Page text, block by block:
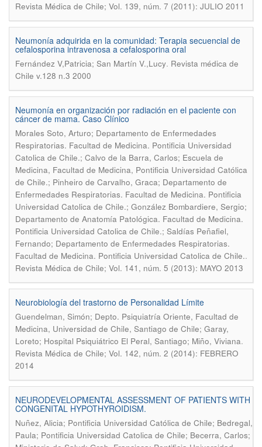
Revista Médica de Chile; Vol. 139, núm. 7 (2011): JULIO 2011
Neumonía adquirida en la comunidad: Terapia secuencial de
cefalosporina intravenosa a cefalosporina oral
Fernández V,Patricia; San Martín V.,Lucy. Revista médica de
Chile v.128 n.3 2000
Neumonía en organización por radiación en el paciente con
cáncer de mama. Caso Clínico
Morales Soto, Arturo; Departamento de Enfermedades
Respiratorias. Facultad de Medicina. Pontificia Universidad
Catolica de Chile.; Calvo de la Barra, Carlos; Escuela de
Medicina, Facultad de Medicina, Pontificia Universidad Católica
de Chile.; Pinheiro de Carvalho, Graca; Departamento de
Enfermedades Respiratorias. Facultad de Medicina. Pontificia
Universidad Catolica de Chile.; González Bombardiere, Sergio;
Departamento de Anatomía Patológica. Facultad de Medicina.
Pontificia Universidad Catolica de Chile.; Saldías Peñafiel,
Fernando; Departamento de Enfermedades Respiratorias.
Facultad de Medicina. Pontificia Universidad Catolica de Chile..
Revista Médica de Chile; Vol. 141, núm. 5 (2013): MAYO 2013
Neurobiología del trastorno de Personalidad Límite
Guendelman, Simón; Depto. Psiquiatría Oriente, Facultad de
Medicina, Universidad de Chile, Santiago de Chile; Garay,
Loreto; Hospital Psiquiátrico El Peral, Santiago; Miño, Viviana.
Revista Médica de Chile; Vol. 142, núm. 2 (2014): FEBRERO
2014
NEURODEVELOPMENTAL ASSESSMENT OF PATIENTS WITH
CONGENITAL HYPOTHYROIDISM.
Nuñez, Alicia; Pontificia Universidad Católica de Chile; Bedregal,
Paula; Pontificia Universidad Catolica de Chile; Becerra, Carlos;